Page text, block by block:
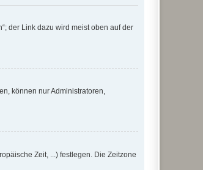
der Link dazu wird meist oben auf der
können nur Administratoren,
Zeit, ...) festlegen. Die Zeitzone